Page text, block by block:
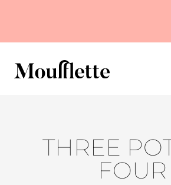
THREE
FOUR